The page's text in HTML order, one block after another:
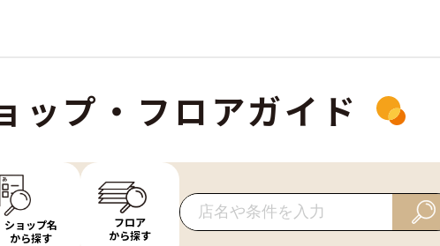
ップ・フロアガイド
ショップ名
から探す
フロア
から探す